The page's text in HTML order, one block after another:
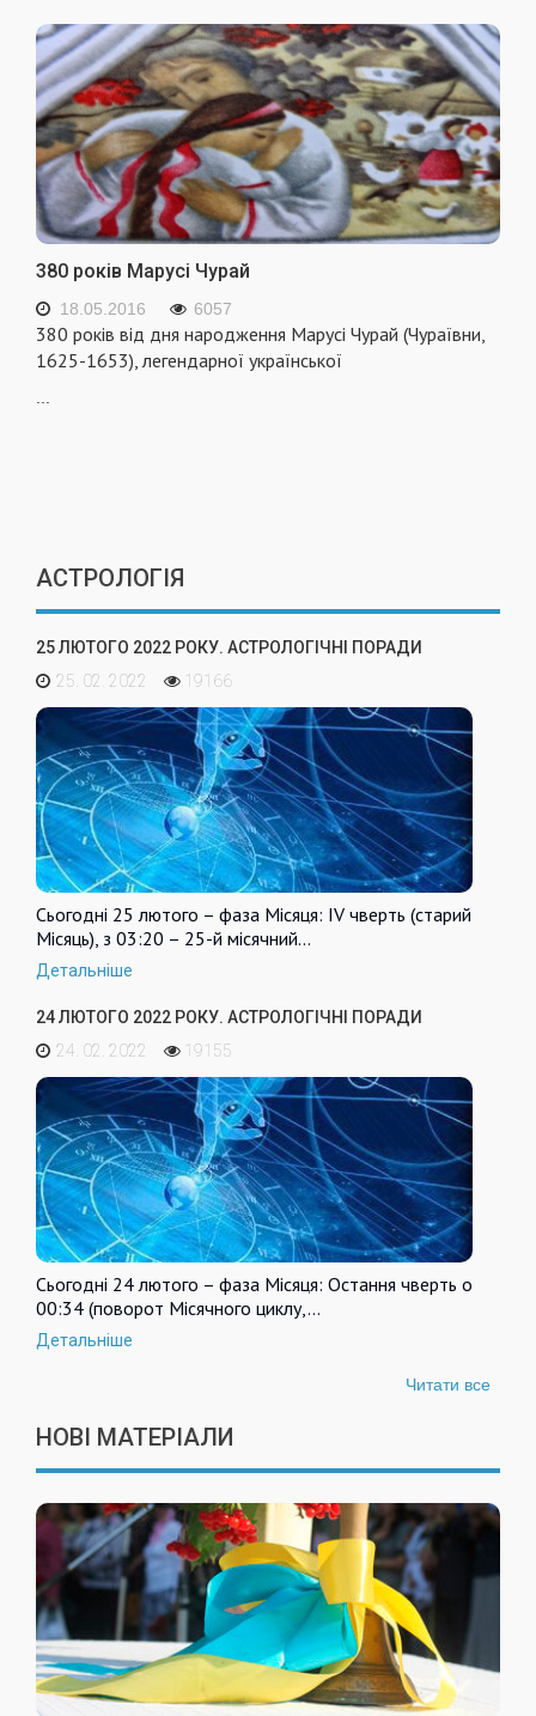
380 років Марусі Чурай
18.05.2016 6057
380 років від дня народження Марусі Чурай (Чураївни,
1625-1653), легендарної української
АСТРОЛОГІЯ
25 ЛЮТОГО 2022 РОКУ. АСТРОЛОГІЧНІ ПОРАДИ
25. 02. 2022
19166
Сьогодні 25 лютого – фаза Місяця: IV чверть (старий
Місяць), з 03:20 – 25-й місячний…
Детальніше
24 ЛЮТОГО 2022 РОКУ. АСТРОЛОГІЧНІ ПОРАДИ
24. 02. 2022
19155
Сьогодні 24 лютого – фаза Місяця: Остання чверть о
00:34 (поворот Місячного циклу,…
Детальніше
Читати все
НОВІ МАТЕРІАЛИ